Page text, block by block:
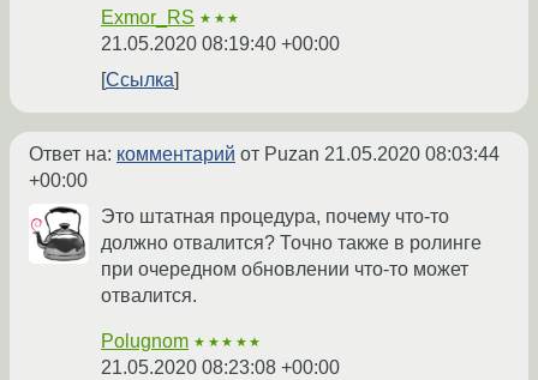
Exmor_RS ★★★
21.05.2020 08:19:40 +00:00
Ссылка
Ответ на: комментарий от Puzan 21.05.2020 08:03:44
+00:00
Это штатная процедура, почему что-то
должно отвалится? Точно также в ролинге
при очередном обновлении что-то может
отвалится.
Polugnom ★★★★★
21.05.2020 08:23:08 +00:00